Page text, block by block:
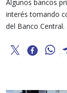
Algunos bancos
interés tomando
del Banco Central.